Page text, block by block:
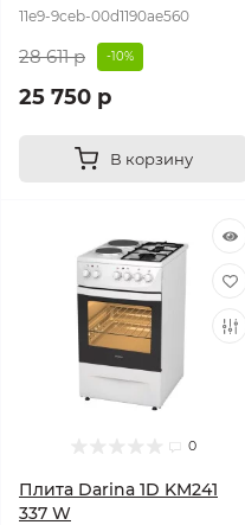
11e9-9ceb-00d1190ae560
28 611 р -10%
25 750 р
В корзину
0
Плита Darina 1D KM241
337 W